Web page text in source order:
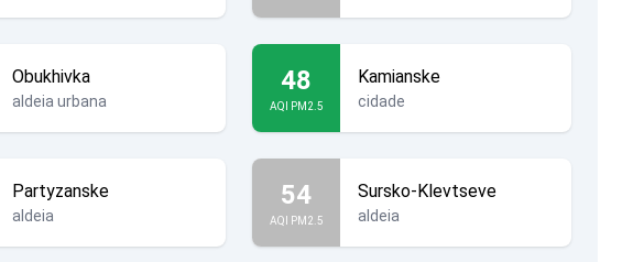
Obukhivka
aldeia urbana
48
AQI PM2.5
Kamianske
cidade
Partyzanske
aldeia
54
AQI PM2.5
Sursko-Klevtseve
aldeia